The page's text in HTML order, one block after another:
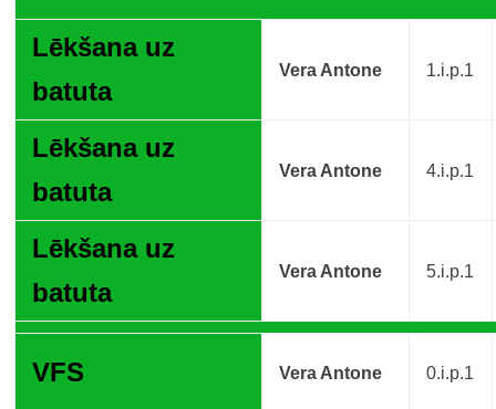
Lēkšana uz
batuta
Vera Antone 1.i.p.1
Lēkšana uz
batuta
Vera Antone 4.i.p.1
Lēkšana uz
batuta
Vera Antone 5.i.p.1
VFS Vera Antone 0.i.p.1